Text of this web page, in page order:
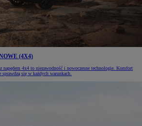
(4X4)
napędem 4x4 to niezawodność i nowoczesne technologie. Komfort
się w każdych warunkach.